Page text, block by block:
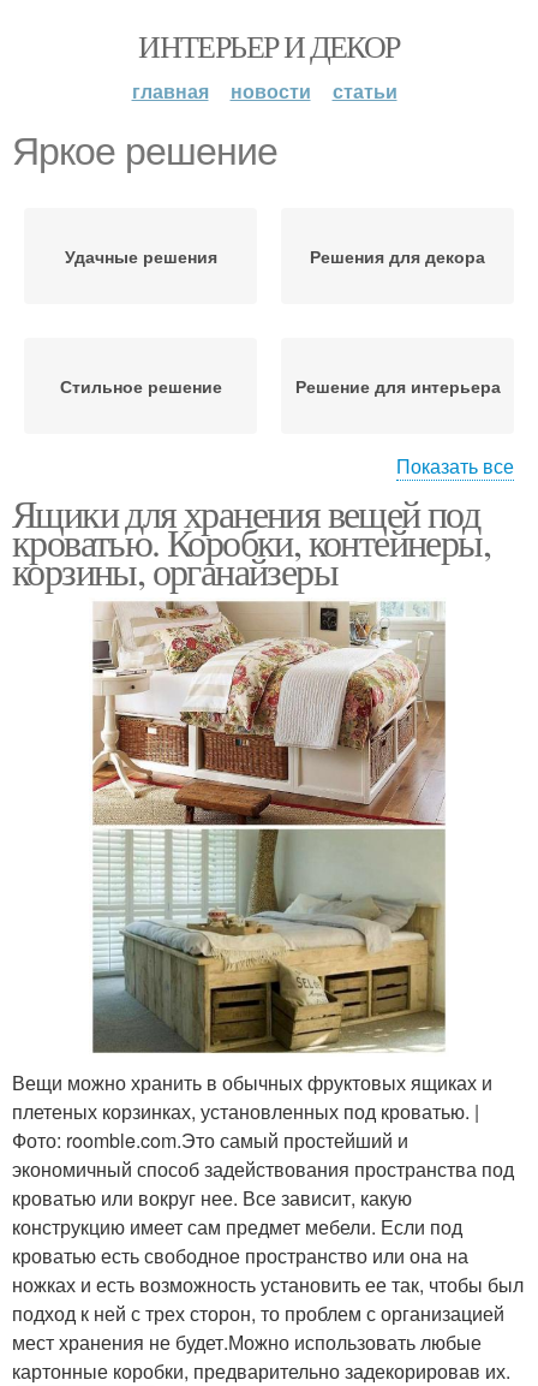
ИНТЕРЬЕР И ДЕКОР
главная новости статьи
Яркое решение
Удачные решения Решения для декора
Стильное решение Решение для интерьера
Дизайнерское решение Оптимальное решение
Решение для декора Яркие мотивы
Показать все
Ящики для хранения вещей под
кроватью. Коробки, контейнеры,
корзины, органайзеры
Вещи можно хранить в обычных фруктовых ящиках и
плетеных корзинках, установленных под кроватью. |
Фото: roomble.com.Это самый простейший и
экономичный способ задействования пространства под
кроватью или вокруг нее. Все зависит, какую
конструкцию имеет сам предмет мебели. Если под
кроватью есть свободное пространство или она на
ножках и есть возможность установить ее так, чтобы был
подход к ней с трех сторон, то проблем с организацией
мест хранения не будет.Можно использовать любые
картонные коробки, предварительно задекорировав их.